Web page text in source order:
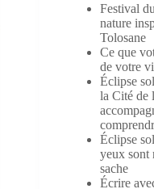
Festival
nature
Tolosane
Ce que
de votre
Éclipse
la Cité de
Éclipse
yeux sont
sache
Écrire